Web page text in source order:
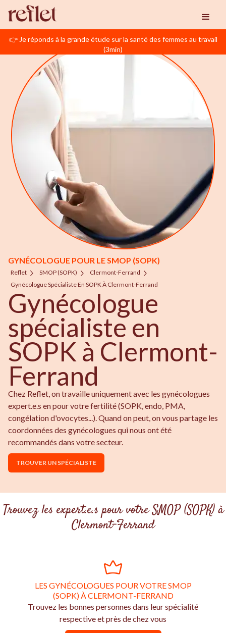
👉 Je réponds à la grande étude sur la santé des femmes au travail
(3min)
GYNÉCOLOGUE POUR LE SMOP (SOPK)
Reflet SMOP (SOPK)
Clermont-Ferrand
Gynécologue Spécialiste En SOPK À Clermont-Ferrand
Gynécologue
spécialiste en
SOPK à Clermont-
Ferrand
Chez Reflet, on travaille uniquement avec les gynécologues
expert.e.s en pour votre fertilité (SOPK, endo, PMA,
congélation d'ovocytes...). Quand on peut, on vous partage les
coordonnées des gynécologues qui nous ont été
recommandés dans votre secteur.
TROUVER UN SPÉCIALISTE
Trouvez les expert.e.s pour votre SMOP (SOPK) à
Clermont-Ferrand
LES GYNÉCOLOGUES POUR VOTRE SMOP
(SOPK) À CLERMONT-FERRAND
Trouvez les bonnes personnes dans leur spécialité
respective et près de chez vous